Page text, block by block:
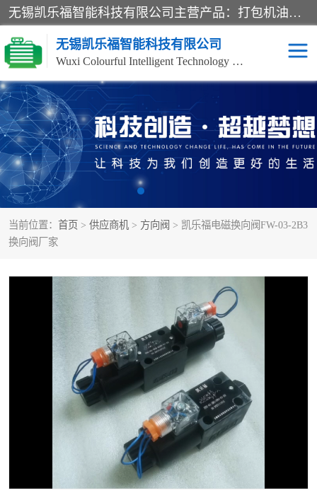
无锡凯乐福智能科技有限公司主营产品：打包机油泵、风冷式油冷却器、液压阀、液压泵、冷却器、过滤器及气动元器件。公司主导生产齿轮泵、齿轮马达、液压阀等产品。共计100多个系列、3000余种规格。覆盖了液压系统的动力元件、控制元件和执行元件，具备较强的成套供货、服务能力。
无锡凯乐福智能科技有限公司
Wuxi Colourful Intelligent Technology Co., Ltd
当前位置： 首页 > 供应商机 > 方向阀 > 凯乐福电磁换向阀FW-03-2B3
换向阀厂家
齿轮泵 机床冷却泵
风冷式油冷却器 叶片泵
液压马达
柱塞泵 方向阀
高压球阀
过滤器 列管式油冷却器